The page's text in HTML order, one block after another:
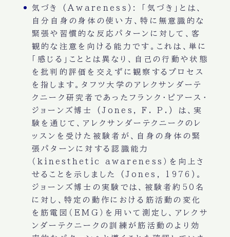
気づき (Awareness):
「気づき」とは、
自分自身の身体の使い方、特に無意識的な
緊張や習慣的な反応パターンに対して、客
観的な注意を向ける能力です。これは、単に
「感じる」こととは異なり、自己の行動や状態
を批判的評価を交えずに観察するプロセス
を指します。タフツ大学のアレクサンダーテ
クニーク研究者であったフランク・ピアース・
ジョーンズ博士 (Jones, F. P.) は、実
験を通じて、アレクサンダーテクニークのレ
ッスンを受けた被験者が、自身の身体の緊
張パターンに対する認識能力
（kinesthetic awareness）を向上さ
せることを示しました (Jones, 1976)。
ジョーンズ博士の実験では、被験者約50名
に対し、特定の動作における筋活動の変化
を筋電図（EMG）を用いて測定し、アレクサ
ンダーテクニークの訓練が筋活動のより効